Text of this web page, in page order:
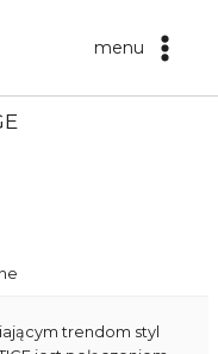
menu
trendom styl